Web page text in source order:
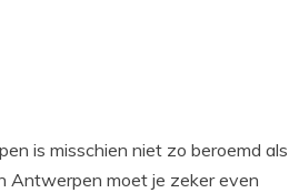
is misschien niet zo beroemd als
Antwerpen moet je zeker even